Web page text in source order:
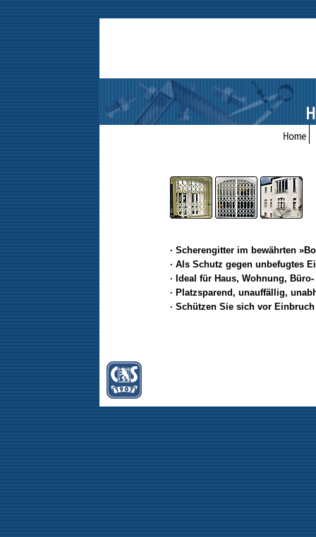
· Scherengitter im bewährten
· Als Schutz gegen unbefugtes
· Ideal für Haus, Wohnung,
· Platzsparend, unauffällig,
· Schützen Sie sich vor